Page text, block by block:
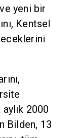
yeni bir
Kentsel
2000
Bilden, 13